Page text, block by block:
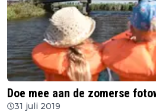
Doe mee aan de zomerse
31 juli 2019